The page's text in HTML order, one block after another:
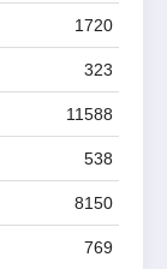
1720
323
11588
538
8150
769